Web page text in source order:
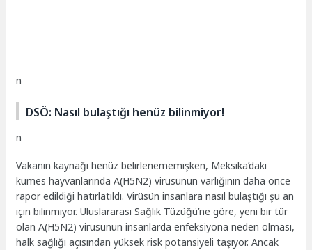
n
DSÖ: Nasıl bulaştığı henüz bilinmiyor!
n
Vakanın kaynağı henüz belirlenememişken, Meksika’daki
kümes hayvanlarında A(H5N2) virüsünün varlığının daha önce
rapor edildiği hatırlatıldı. Virüsün insanlara nasıl bulaştığı şu an
için bilinmiyor. Uluslararası Sağlık Tüzüğü’ne göre, yeni bir tür
olan A(H5N2) virüsünün insanlarda enfeksiyona neden olması,
halk sağlığı açısından yüksek risk potansiyeli taşıyor. Ancak